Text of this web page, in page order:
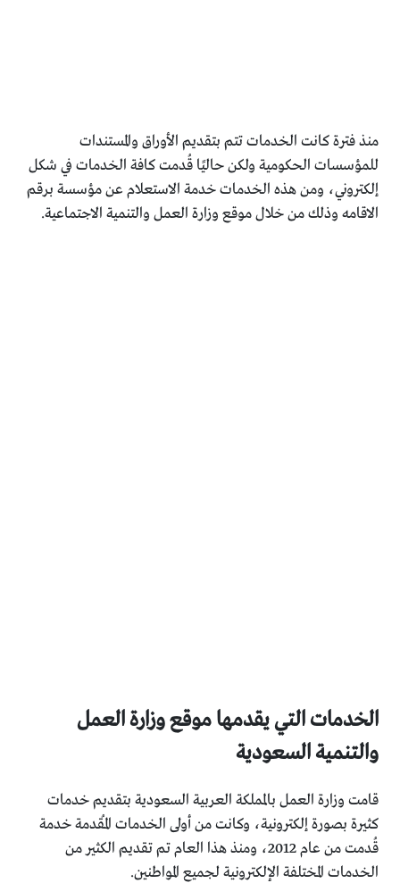
منذ فترة كانت الخدمات تتم بتقديم الأوراق والمستندات
للمؤسسات الحكومية ولكن حاليًا قُدمت كافة الخدمات في شكل
إلكتروني، ومن هذه الخدمات خدمة الاستعلام عن مؤسسة برقم
الاقامه وذلك من خلال موقع وزارة العمل والتنمية الاجتماعية.
الخدمات التي يقدمها موقع وزارة العمل
والتنمية السعودية
قامت وزارة العمل بالمملكة العربية السعودية بتقديم خدمات
كثيرة بصورة إلكترونية، وكانت من أولى الخدمات المُقدمة خدمة
قُدمت من عام 2012، ومنذ هذا العام تم تقديم الكثير من
الخدمات المختلفة الإلكترونية لجميع المواطنين.